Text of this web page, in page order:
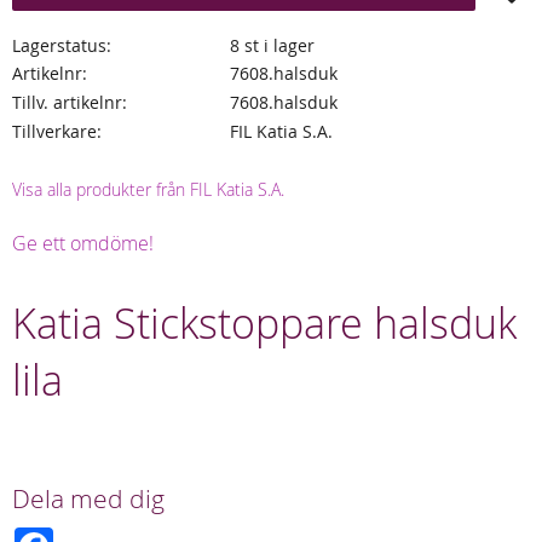
Lagerstatus
8 st i lager
Artikelnr
7608.halsduk
Tillv. artikelnr
7608.halsduk
Tillverkare
FIL Katia S.A.
Visa alla produkter från FIL Katia S.A.
Ge ett omdöme!
Katia Stickstoppare halsduk
lila
Dela med dig